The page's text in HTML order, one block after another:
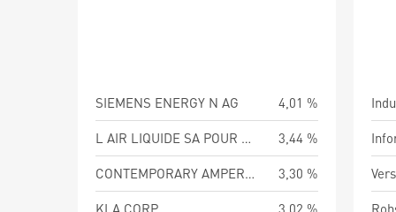
SIEMENS ENERGY N AG
4,01 %
L AIR LIQUIDE SA POUR L ETUDE ET L EXPLO DES
3,44 %
CONTEMPORARY AMPEREX TECHNOLOGY CO LTD
3,30 %
KLA CORP
3,02 %